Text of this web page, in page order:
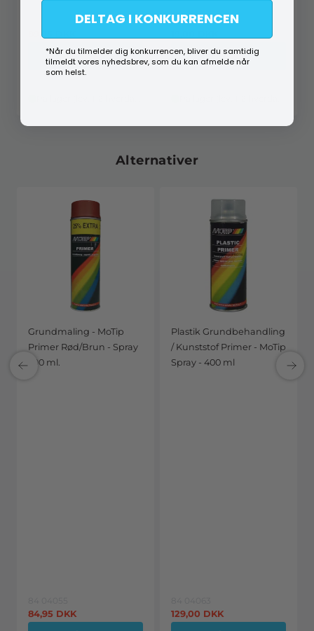
A1 84 50000
89,95
Køb
49089220
Køb
Alternativer
Grundmaling - MoTip
Primer Rød/Brun - Spray
500 ml.
84,95 DKK
Plastik Grundbehandling
/ Kunststof Primer - MoTip
Spray - 400 ml
129,00 DKK
DELTAG I KONKURRENCEN
*Når du tilmelder dig konkurrencen, bliver du samtidig
tilmeldt vores nyhedsbrev, som du kan afmelde når
som helst.